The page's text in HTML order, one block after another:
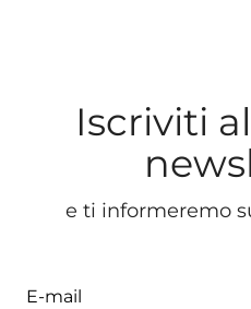
Iscriviti
e ti informeremo